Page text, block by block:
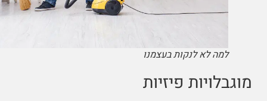
למה לא לנקות בעצמנו
מוגבלויות פיזיות